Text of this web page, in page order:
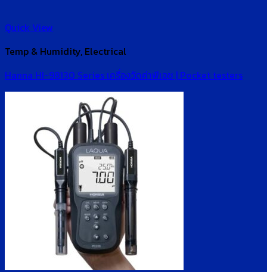
Quick View
Temp & Humidity, Electrical
Hanna HI-98130 Series เครื่องวัดค่าพีเอช | Pocket testers